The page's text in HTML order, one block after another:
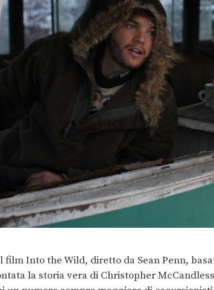
film Into the Wild, diretto da Sean Penn,
la storia vera di Christopher